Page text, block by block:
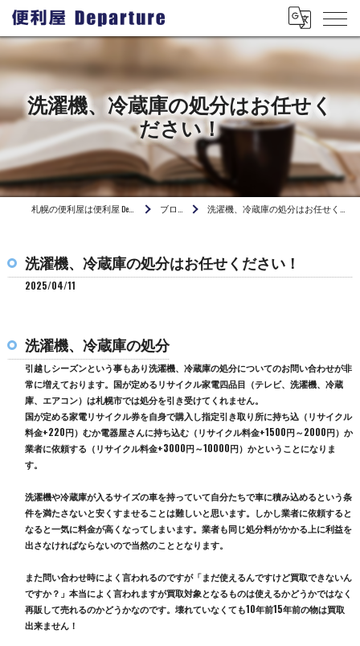
洗濯機、冷蔵庫の処分はお任せく
ださい！
札幌の便利屋は便利屋 Departure ブログ 洗濯機、冷蔵庫の処分はお任せください！
洗濯機、冷蔵庫の処分はお任せください！
2025/04/11
洗濯機、冷蔵庫の処分
引越しシーズンという事もあり洗濯機、冷蔵庫の処分についてのお問い合わせが非
常に増えております。国が定めるリサイクル家電四品目（テレビ、洗濯機、冷蔵
庫、エアコン）は札幌市では処分を引き受けてくれません。
国が定める家電リサイクル券を自身で購入し指定引き取り所に持ち込（リサイクル
料金+220円）むか電器屋さんに持ち込む（リサイクル料金+1500円～2000円）か
業者に依頼する（リサイクル料金+3000円～10000円）かということになりま
す。
洗濯機や冷蔵庫が入るサイズの車を持っていて自分たちで車に積み込めるという条
件を満たさないと安くすませることは難しいと思います。しかし業者に依頼すると
なると一気に料金が高くなってしまいます。業者も同じ処分料がかかる上に利益を
出さなければならないので当然のこととなります。
また問い合わせ時によく言われるのですが「まだ使えるんですけど買取できないん
ですか？」本当によく言われますが買取対象となるものは使えるかどうかではなく
再販して売れるのかどうかなのです。壊れていなくても10年前15年前の物は買取
出来ません！